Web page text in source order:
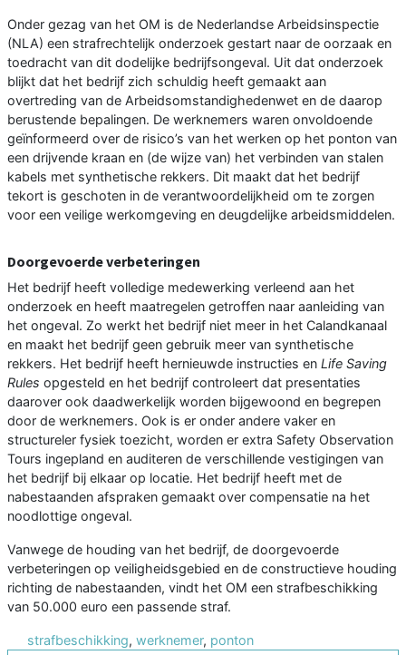
Onder gezag van het OM is de Nederlandse Arbeidsinspectie
(NLA) een strafrechtelijk onderzoek gestart naar de oorzaak en
toedracht van dit dodelijke bedrijfsongeval. Uit dat onderzoek
blijkt dat het bedrijf zich schuldig heeft gemaakt aan
overtreding van de Arbeidsomstandighedenwet en de daarop
berustende bepalingen. De werknemers waren onvoldoende
geïnformeerd over de risico’s van het werken op het ponton van
een drijvende kraan en (de wijze van) het verbinden van stalen
kabels met synthetische rekkers. Dit maakt dat het bedrijf
tekort is geschoten in de verantwoordelijkheid om te zorgen
voor een veilige werkomgeving en deugdelijke arbeidsmiddelen.
Doorgevoerde verbeteringen
Het bedrijf heeft volledige medewerking verleend aan het
onderzoek en heeft maatregelen getroffen naar aanleiding van
het ongeval. Zo werkt het bedrijf niet meer in het Calandkanaal
en maakt het bedrijf geen gebruik meer van synthetische
rekkers. Het bedrijf heeft hernieuwde instructies en Life Saving
Rules opgesteld en het bedrijf controleert dat presentaties
daarover ook daadwerkelijk worden bijgewoond en begrepen
door de werknemers. Ook is er onder andere vaker en
structureler fysiek toezicht, worden er extra Safety Observation
Tours ingepland en auditeren de verschillende vestigingen van
het bedrijf bij elkaar op locatie. Het bedrijf heeft met de
nabestaanden afspraken gemaakt over compensatie na het
noodlottige ongeval.
Vanwege de houding van het bedrijf, de doorgevoerde
verbeteringen op veiligheidsgebied en de constructieve houding
richting de nabestaanden, vindt het OM een strafbeschikking
van 50.000 euro een passende straf.
strafbeschikking, werknemer, ponton